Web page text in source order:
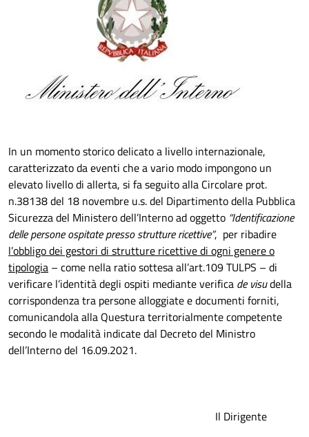
In un momento storico delicato a livello internazionale,
caratterizzato da eventi che a vario modo impongono un
elevato livello di allerta, si fa seguito alla Circolare prot.
n.38138 del 18 novembre u.s. del Dipartimento della Pubblica
Sicurezza del Ministero dell’Interno ad oggetto “Identificazione
delle persone ospitate presso strutture ricettive”, per ribadire
l’obbligo dei gestori di strutture ricettive di ogni genere o
tipologia – come nella ratio sottesa all’art.109 TULPS – di
verificare l’identità degli ospiti mediante verifica de visudella
corrispondenza tra persone alloggiate e documenti forniti,
comunicandola alla Questura territorialmente competente
secondo le modalità indicate dal Decreto del Ministro
dell’Interno del 16.09.2021.
Il Dirigente